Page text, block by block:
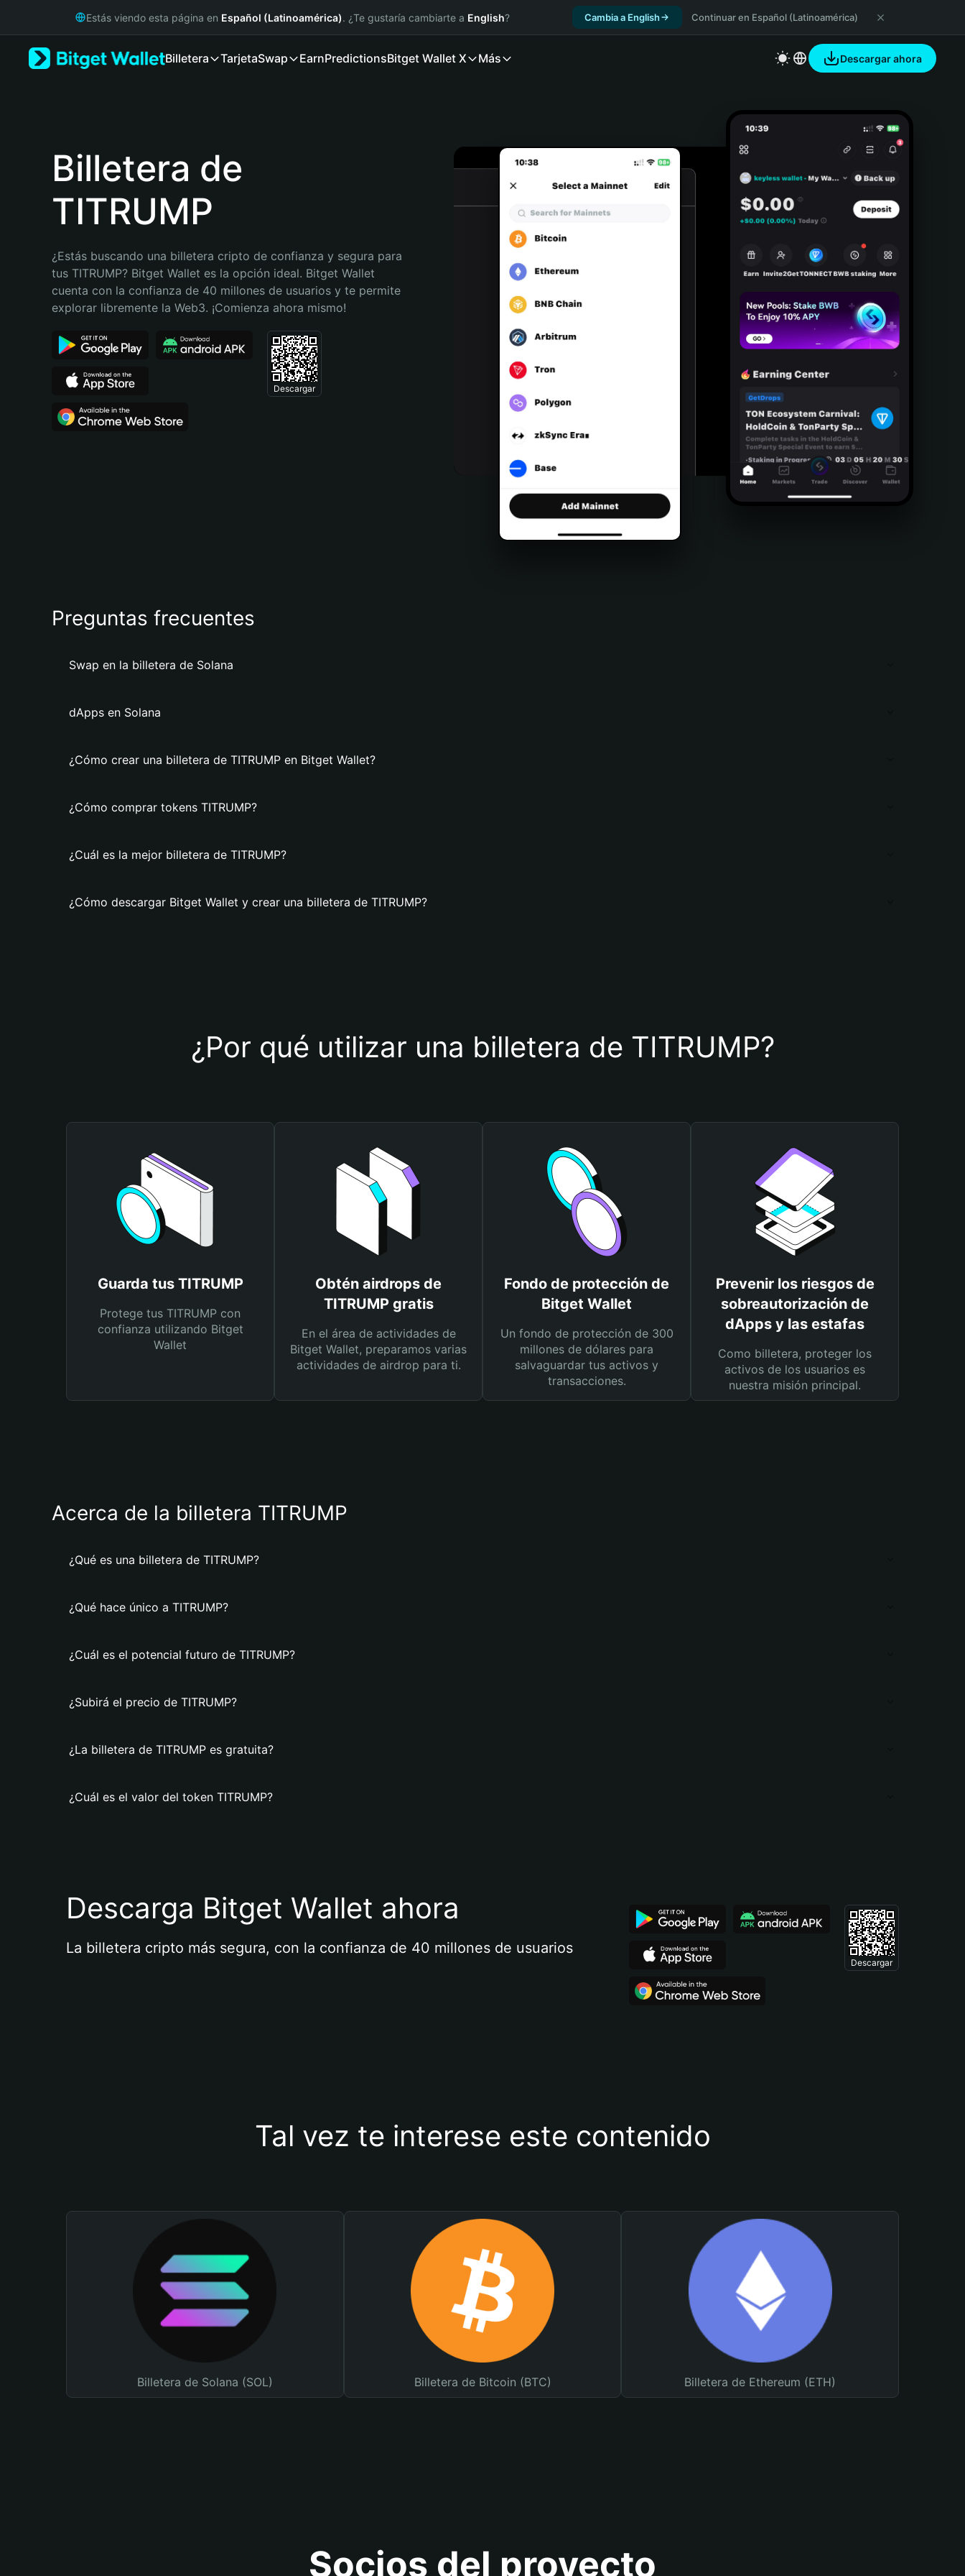
Русский
Português (Portugal)
Português (Brasil)
Español (Argentina)
Estás viendo esta página en Español (Latinoamérica). ¿Te gustaría cambiarte a English? Cambia a English Continuar en Español (Latinoamérica)
Billetera TarjetaSwap EarnPredictionsBitget Wallet X Más Descargar ahora
Billetera de
TITRUMP
¿Estás buscando una billetera cripto de confianza y segura para
tus TITRUMP? Bitget Wallet es la opción ideal. Bitget Wallet
cuenta con la confianza de 40 millones de usuarios y te permite
explorar libremente la Web3. ¡Comienza ahora mismo!
Descargar
Preguntas frecuentes
Swap en la billetera de Solana
dApps en Solana
¿Cómo crear una billetera de TITRUMP en Bitget Wallet?
¿Cómo comprar tokens TITRUMP?
¿Cuál es la mejor billetera de TITRUMP?
¿Cómo descargar Bitget Wallet y crear una billetera de TITRUMP?
¿Por qué utilizar una billetera de TITRUMP?
Guarda tus TITRUMP
Protege tus TITRUMP con
confianza utilizando Bitget
Wallet
Obtén airdrops de
TITRUMP gratis
En el área de actividades de
Bitget Wallet, preparamos varias
actividades de airdrop para ti.
Fondo de protección de
Bitget Wallet
Un fondo de protección de 300
millones de dólares para
salvaguardar tus activos y
transacciones.
Prevenir los riesgos de
sobreautorización de
dApps y las estafas
Como billetera, proteger los
activos de los usuarios es
nuestra misión principal.
Acerca de la billetera TITRUMP
¿Qué es una billetera de TITRUMP?
¿Qué hace único a TITRUMP?
¿Cuál es el potencial futuro de TITRUMP?
¿Subirá el precio de TITRUMP?
¿La billetera de TITRUMP es gratuita?
¿Cuál es el valor del token TITRUMP?
Descarga Bitget Wallet ahora
La billetera cripto más segura, con la confianza de 40 millones de usuarios
Descargar
Tal vez te interese este contenido
Billetera de Solana (SOL) Billetera de Bitcoin (BTC) Billetera de Ethereum (ETH)
Socios del proyecto